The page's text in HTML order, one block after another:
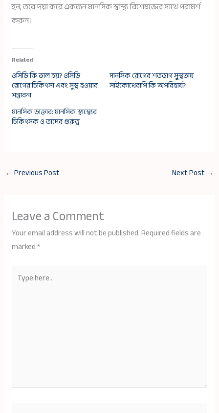
হন, তবে দয়া করে একজন মানসিক স্বাস্থ্য বিশেষজ্ঞের সাথে পরামর্শ
করুন।
Related
ওসিডি কি ভাল হয়? ওসিডি
রোগের চিকিৎসা এবং সুস্থ হওয়ার
সম্ভাবনা
মানসিক রোগের শতভাগ সুস্থতায়
সাইকোথেরাপি কি অপরিহার্য?
মানসিক ডাক্তার: মানসিক স্বাস্থ্যের
চিকিৎসক ও তাদের গুরুত্ব
← Previous Post Next Post →
Leave a Comment
Your email address will not be published.Required fields are
marked*
here..